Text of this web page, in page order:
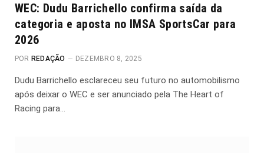
WEC: Dudu Barrichello confirma saída da
categoria e aposta no IMSA SportsCar para
2026
POR REDAÇÃO DEZEMBRO 8, 2025
Dudu Barrichello esclareceu seu futuro no automobilismo
após deixar o WEC e ser anunciado pela The Heart of
Racing para…